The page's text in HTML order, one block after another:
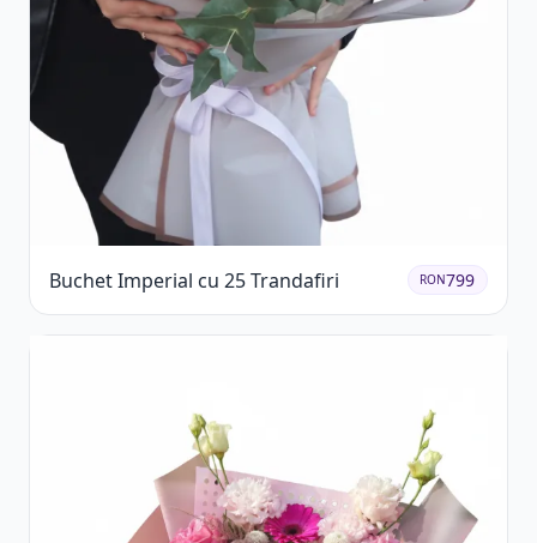
Buchet Imperial cu 25 Trandafiri RON799